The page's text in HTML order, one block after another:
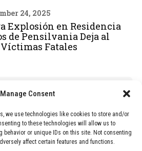
Manage Consent
we use technologies like cookies to store and/or
to these technologies will allow us to
behavior or unique IDs on this site. Not consenting
affect certain features and functions.
24, 2025
Explosión en Residencia
de Pensilvania Deja al
Víctimas Fatales